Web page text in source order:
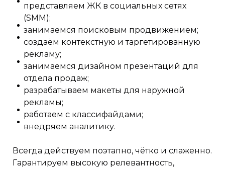
представляем ЖК в социальных сетях
(SMM);
занимаемся поисковым продвижением;
создаём контекстную и таргетированную
рекламу;
занимаемся дизайном презентаций для
отдела продаж;
разрабатываем макеты для наружной
рекламы;
работаем с классифайдами;
внедряем аналитику.
Всегда действуем поэтапно, чётко и слаженно.
Гарантируем высокую релевантность,